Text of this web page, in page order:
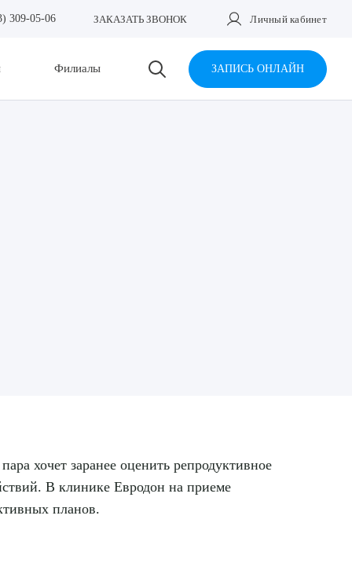
309-05-06 ЗАКАЗАТЬ ЗВОНОК Личный кабинет
Филиалы ЗАПИСЬ ОНЛАЙН
хочет заранее оценить репродуктивное
В клинике Евродон на приеме
планов.